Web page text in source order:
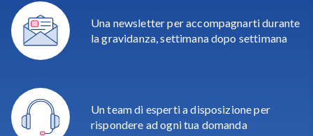
Una newsletter per accompagnarti durante
la gravidanza, settimana dopo settimana
Un team di esperti a disposizione per
rispondere ad ogni tua domanda